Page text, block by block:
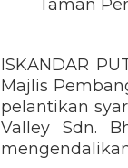
Taman
ISKANDAR
Majlis
pelantikan
Valley Sdn.